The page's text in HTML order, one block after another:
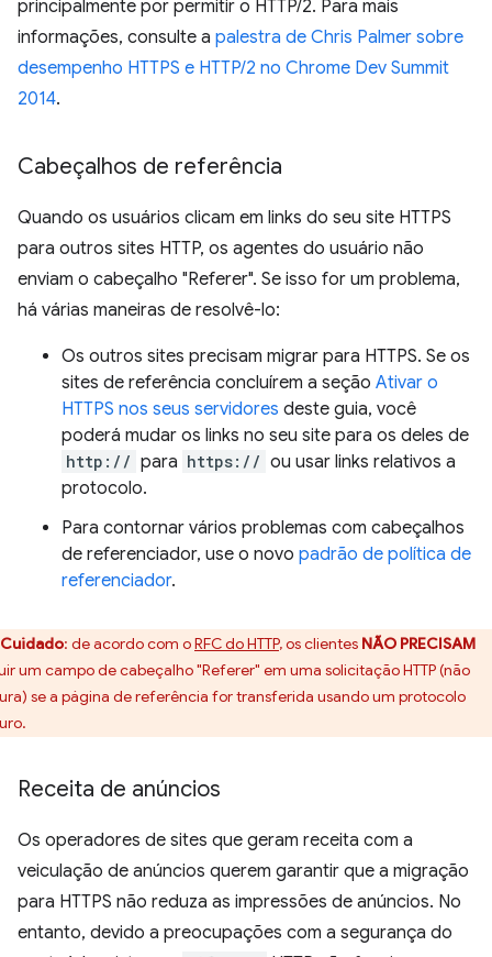
principalmente por permitir o HTTP/2. Para mais
informações, consulte a palestra de Chris Palmer sobre
desempenho HTTPS e HTTP/2 no Chrome Dev Summit
2014.
Cabeçalhos de referência
Quando os usuários clicam em links do seu site HTTPS
para outros sites HTTP, os agentes do usuário não
enviam o cabeçalho "Referer". Se isso for um problema,
há várias maneiras de resolvê-lo:
Os outros sites precisam migrar para HTTPS. Se os
sites de referência concluírem a seção Ativar o
HTTPS nos seus servidores deste guia, você
poderá mudar os links no seu site para os deles de
http:// para https:// ou usar links relativos a
protocolo.
Para contornar vários problemas com cabeçalhos
de referenciador, use o novo padrão de política de
referenciador.
Cuidado: de acordo com oRFC do HTTP, os clientes NÃO PRECISAM
um campo de cabeçalho "Referer" em uma solicitação HTTP (não
se a página de referência for transferida usando um protocolo
Receita de anúncios
Os operadores de sites que geram receita com a
veiculação de anúncios querem garantir que a migração
para HTTPS não reduza as impressões de anúncios. No
entanto, devido a preocupações com a segurança do